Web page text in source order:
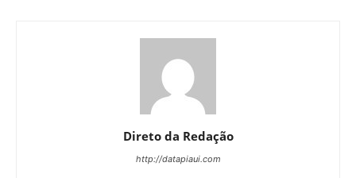
Direto da Redação
http://datapiaui.com